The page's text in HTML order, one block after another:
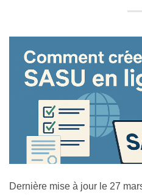
Dernière mise à jour le 27